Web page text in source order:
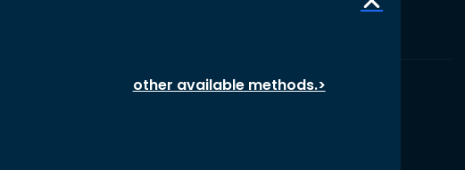
other available methods.>